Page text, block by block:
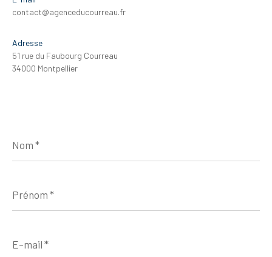
contact@agenceducourreau.fr
Adresse
51 rue du Faubourg Courreau
34000 Montpellier
*
*
mail
*